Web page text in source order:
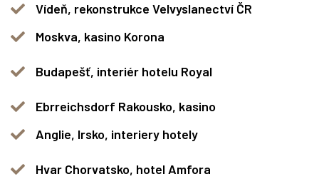
Vídeň, rekonstrukce Velvyslanectví ČR
Moskva, kasino Korona
Budapešť, interiér hotelu Royal
Ebrreichsdorf Rakousko, kasino
Anglie, Irsko, interiery hotely
Hvar Chorvatsko, hotel Amfora